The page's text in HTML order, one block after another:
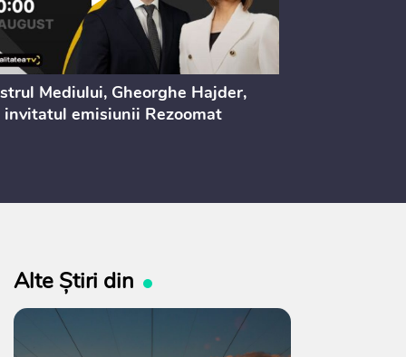
Mediului, Gheorghe Hajder,
invitatul emisiunii Rezoomat
Alte Știri din